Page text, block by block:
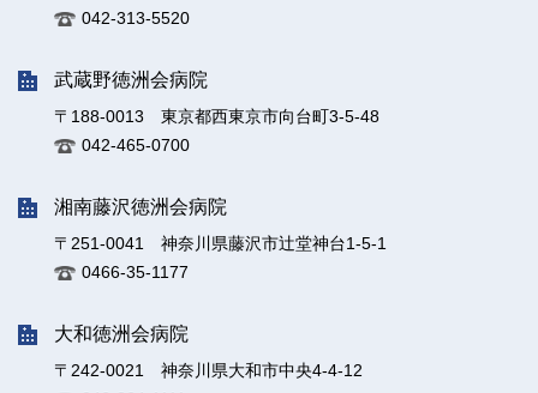
042-313-5520
武蔵野徳洲会病院
〒188-0013 東京都西東京市向台町3-5-48
042-465-0700
湘南藤沢徳洲会病院
〒251-0041 神奈川県藤沢市辻堂神台1-5-1
0466-35-1177
大和徳洲会病院
〒242-0021 神奈川県大和市中央4-4-12